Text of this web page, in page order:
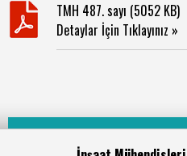
TMH 487. sayı (5052 KB)
Detaylar İçin Tıklayınız »